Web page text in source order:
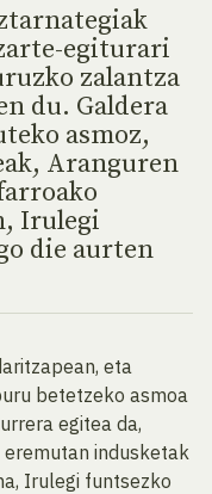
egiturari
zalantza
du. Galdera
asmoz,
Aranguren
Irulegi
die aurten
eta
betetzeko asmoa
egitea da,
indusketak
Irulegi funtsezko